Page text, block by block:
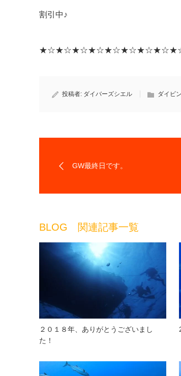
割引中♪
投稿者: ダイバーズシエル ダイビ
GW最終日です。
BLOG 関連記事一覧
２０１８年、ありがとうございまし
た！